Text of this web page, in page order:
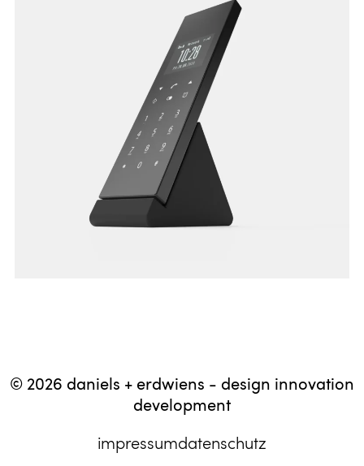
© 2026 daniels + erdwiens - design innovation
development
impressumdatenschutz